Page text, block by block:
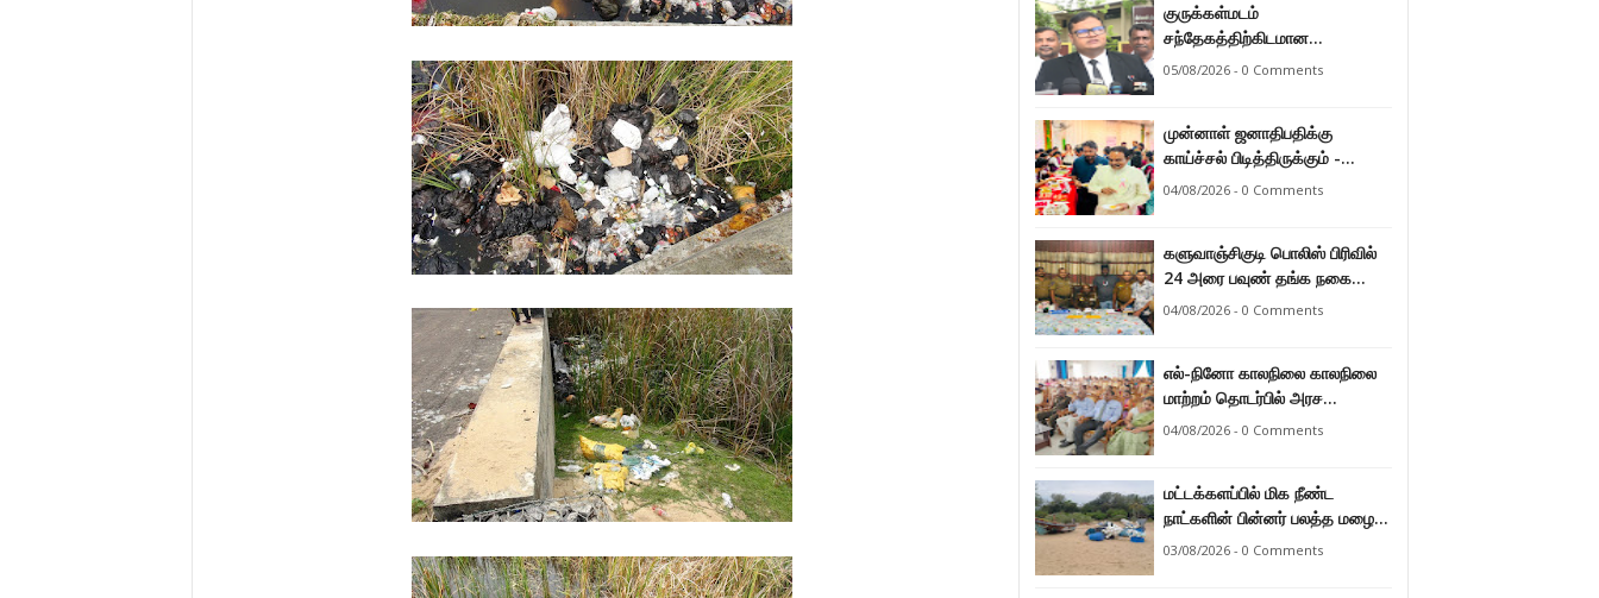
குருக்கள்மடம்
சந்தேகத்திற்கிடமான
மனிதப்புதைகுழி தொடர்பான
தவணையிடப்பட்டுள்ளது.
05/08/2026 - 0 Comments
முன்னாள் ஜனாதிபதிக்கு
காய்ச்சல் பிடித்திருக்கும் -
பாராளுமன்ற உறுப்பினர் ஸ்ரீநேசன்
04/08/2026 - 0 Comments
களுவாஞ்சிகுடி பொலிஸ் பிரிவில்
24 அரை பவுண் தங்க நகை
களவு 24 மணித்தியலத்தில்
04/08/2026 - 0 Comments
எல்-நினோ காலநிலை காலநிலை
மாற்றம் தொடர்பில் அரச
உத்தியோகஸ்த்தர்களுக்கு
04/08/2026 - 0 Comments
மட்டக்களப்பில் மிக நீண்ட
நாட்களின் பின்னர் பலத்த மழை
47.8 மில்லி மீற்றர் மழை வீழ்ச்சி
03/08/2026 - 0 Comments